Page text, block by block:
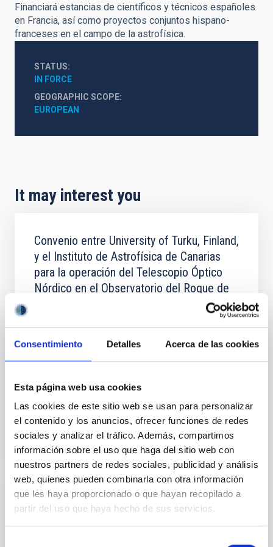
Consentimiento Detalles Acerca de las cookies
Esta página web usa cookies
Las cookies de este sitio web se usan para personalizar
el contenido y los anuncios, ofrecer funciones de redes
sociales y analizar el tráfico. Además, compartimos
información sobre el uso que haga del sitio web con
nuestros partners de redes sociales, publicidad y análisis
web, quienes pueden combinarla con otra información
que les haya proporcionado o que hayan recopilado a
partir del uso que haya hecho de sus servicios.
Financiará estancias de científicos y técnicos españoles
en Francia, así como proyectos conjuntos hispano-
franceses en el campo de la astrofísica.
STATUS
IN FORCE
GEOGRAPHIC SCOPE
EUROPEAN
It may interest you
Convenio entre University of Turku, Finland,
y el Instituto de Astrofísica de Canarias
para la operación del Telescopio Óptico
Nórdico en el Observatorio del Roque de
El objeto del Convenio es la operación del NOT en el
establecen en el Artículo 3 del Protocolo del Tratado
Internacional y las que se contemplan en
In-force date 06/18/2020
In force
Convenio de colaboración entre el Istituto